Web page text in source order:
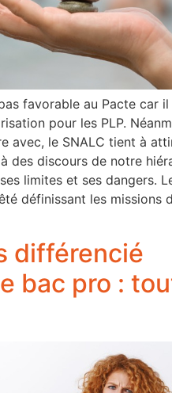
favorable au Pacte car
pour les PLP.
avec, le SNALC tient à
des discours de notre
limites et ses dangers.
définissant les missions
différencié
bac pro :